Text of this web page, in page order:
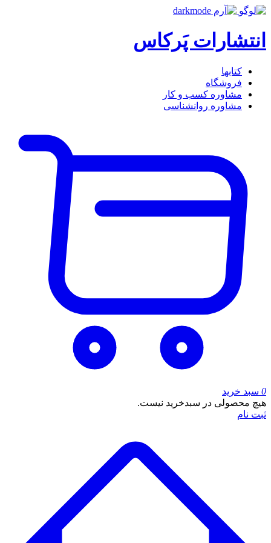
انتشارات پَرکاس
کتاب‎ها
فروشگاه
مشاوره کسب و کار
مشاوره روان‎شناسی
0 سبد خرید
هیچ محصولی در سبدخرید نیست.
ثبت نام